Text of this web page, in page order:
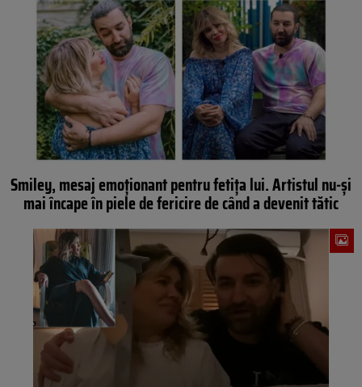
Smiley, mesaj emoționant pentru fetița lui. Artistul nu-și
mai încape în piele de fericire de când a devenit tătic